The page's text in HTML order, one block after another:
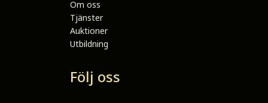
Om oss
Tjänster
Auktioner
Utbildning
Följ oss